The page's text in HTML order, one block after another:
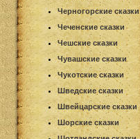
Черногорские сказки
Чеченские сказки
Чешские сказки
Чувашские сказки
Чукотские сказки
Шведские сказки
Швейцарские сказки
Шорские сказки